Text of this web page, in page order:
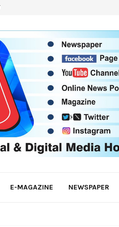
E-MAGAZINE NEWSPAPER